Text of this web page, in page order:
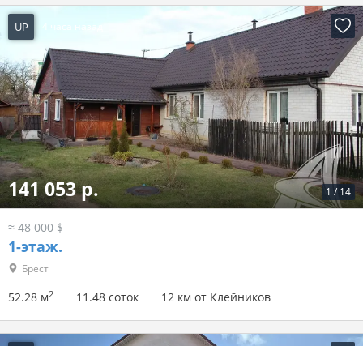
UP 4 часа назад
1 / 14
141 053 р.
≈ 48 000 $
1-этаж.
Брест
52.28 м2 11.48 соток 12 км от Клейников